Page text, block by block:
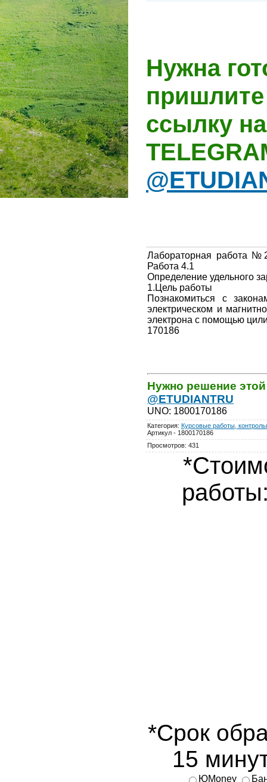
Нужна
ссылку
Лабораторная работа
Работа 4.1
Определение удельного
1.Цель работы
Познакомиться с
электрическом и
электрона с помощью
170186
Нужно решение
@ETUDIANTRU
UNO: 1800170186
Категория: Курсовые работы,
Артикул - 1800170186
Просмотров: 431
*Срок
15
ЮMoney